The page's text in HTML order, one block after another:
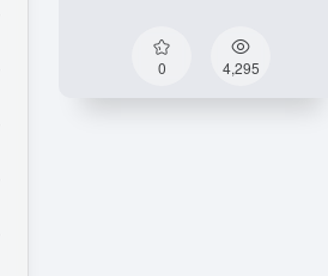
0 4,295